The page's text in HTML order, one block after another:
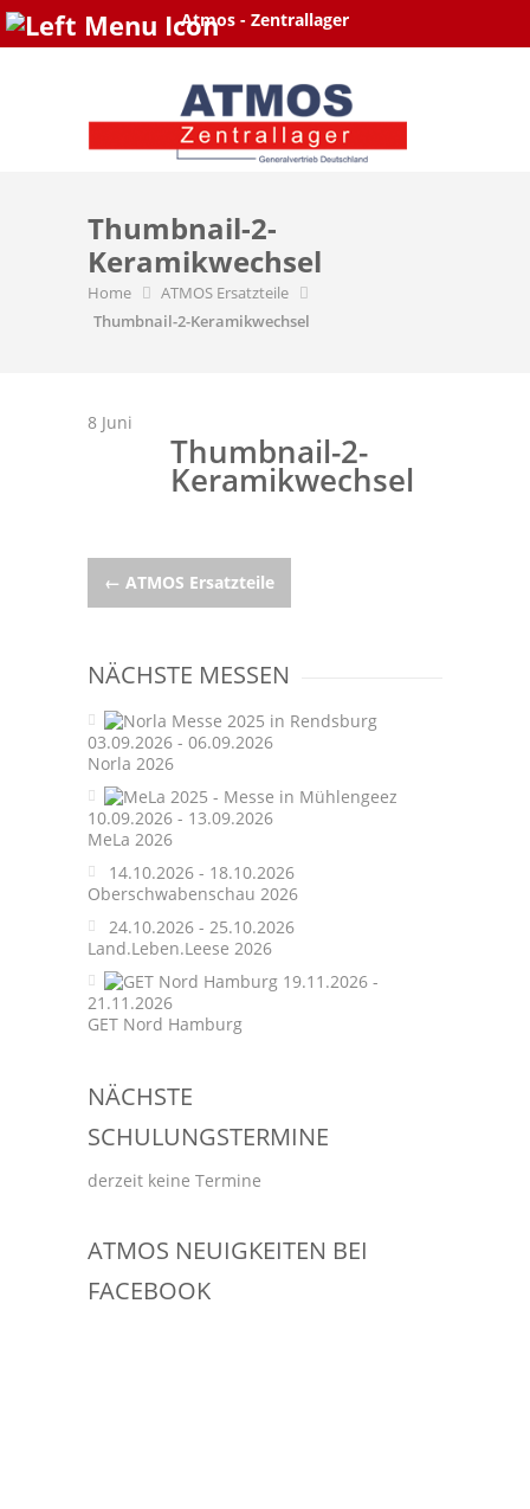
Thumbnail-2-
Keramikwechsel
Home
ATMOS Ersatzteile
Thumbnail-2-Keramikwechsel
8 Juni
Thumbnail-2-
Keramikwechsel
Post
← ATMOS Ersatzteile
NÄCHSTE MESSEN
03.09.2026 - 06.09.2026
Norla 2026
10.09.2026 - 13.09.2026
MeLa 2026
14.10.2026 - 18.10.2026
Oberschwabenschau 2026
24.10.2026 - 25.10.2026
Land.Leben.Leese 2026
19.11.2026 -
21.11.2026
GET Nord Hamburg
NÄCHSTE
SCHULUNGSTERMINE
derzeit keine Termine
ATMOS NEUIGKEITEN BEI
FACEBOOK
Atmos - Zentrallager